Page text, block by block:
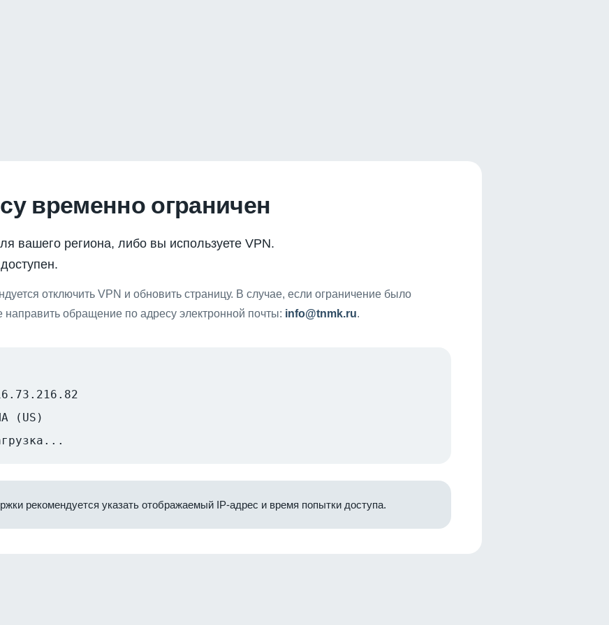
временно ограничен
вашего региона, либо вы используете VPN.
отключить VPN и обновить страницу. В случае, если ограничение было
обращение по адресу электронной почты: info@tnmk.ru.
(US)
рекомендуется указать отображаемый IP-адрес и время попытки доступа.